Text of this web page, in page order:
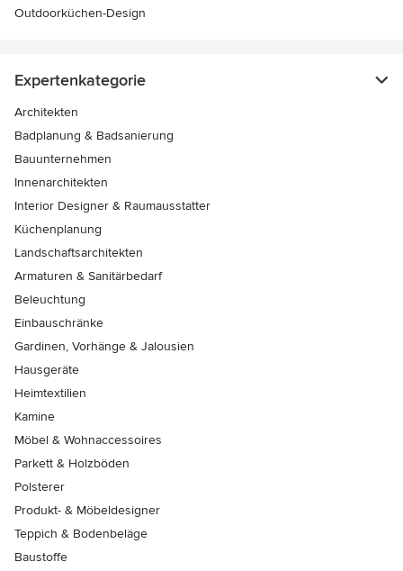
Outdoorküchen-Design
Expertenkategorie
Architekten
Badplanung & Badsanierung
Bauunternehmen
Innenarchitekten
Interior Designer & Raumausstatter
Küchenplanung
Landschaftsarchitekten
Armaturen & Sanitärbedarf
Beleuchtung
Einbauschränke
Gardinen, Vorhänge & Jalousien
Hausgeräte
Heimtextilien
Kamine
Möbel & Wohnaccessoires
Parkett & Holzböden
Polsterer
Produkt- & Möbeldesigner
Teppich & Bodenbeläge
Baustoffe